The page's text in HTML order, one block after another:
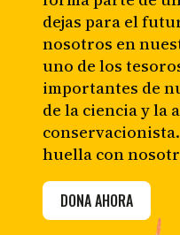
dejas para el
nosotros en
uno de los
importantes de
de la ciencia y la
huella con
DONA AHORA